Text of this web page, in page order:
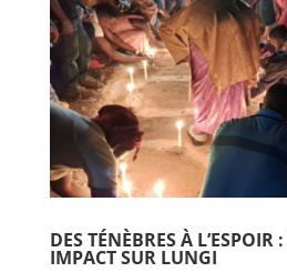
DES TÉNÈBRES À L’ESPOIR
IMPACT SUR LUNGI